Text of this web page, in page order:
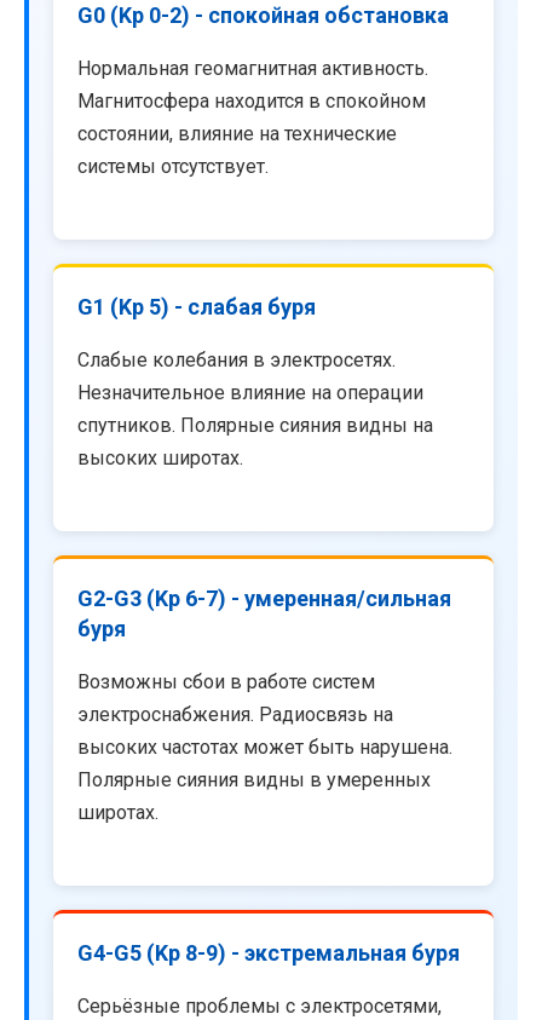
G0 (Kp 0-2) - спокойная обстановка
Нормальная геомагнитная активность.
Магнитосфера находится в спокойном
состоянии, влияние на технические
системы отсутствует.
G1 (Kp 5) - слабая буря
Слабые колебания в электросетях.
Незначительное влияние на операции
спутников. Полярные сияния видны на
высоких широтах.
G2-G3 (Kp 6-7) - умеренная/сильная
буря
Возможны сбои в работе систем
электроснабжения. Радиосвязь на
высоких частотах может быть нарушена.
Полярные сияния видны в умеренных
широтах.
G4-G5 (Kp 8-9) - экстремальная буря
Серьёзные проблемы с электросетями,